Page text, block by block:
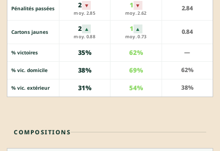
Pénalités passées 2 ▼
moy. 2.85
1 ▼
moy. 2.62
2.84
Cartons jaunes 2 ▲
moy. 0.88
1 ▲
moy. 0.73
0.84
% victoires 35% 62% —
% vic. domicile 38% 69% 62%
% vic. extérieur 31% 54% 38%
COMPOSITIONS